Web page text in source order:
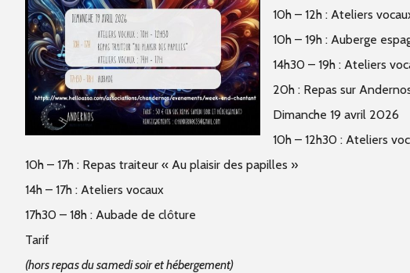
10h – 12h : Ateliers
10h – 19h : Auberge
14h30 – 19h : Ateliers
20h : Repas sur
Dimanche 19 avril 2026
10h – 12h30 : Ateliers
10h – 17h : Repas traiteur « Au plaisir des papilles »
14h – 17h : Ateliers vocaux
17h30 – 18h : Aubade de clôture
Tarif
(hors repas du samedi soir et hébergement)